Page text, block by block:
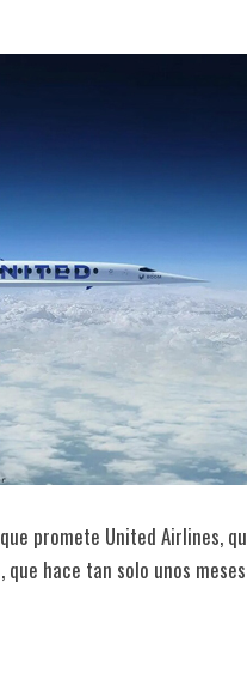
promete United Airlines,
hace tan solo unos